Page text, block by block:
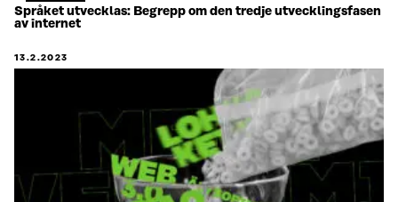
Språket utvecklas: Begrepp om den tredje utvecklingsfasen
av internet
13.2.2023
Jäljellä
0.